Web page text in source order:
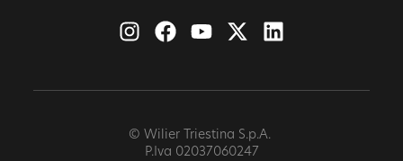
© Wilier Triestina S.p.A.
P.Iva 02037060247